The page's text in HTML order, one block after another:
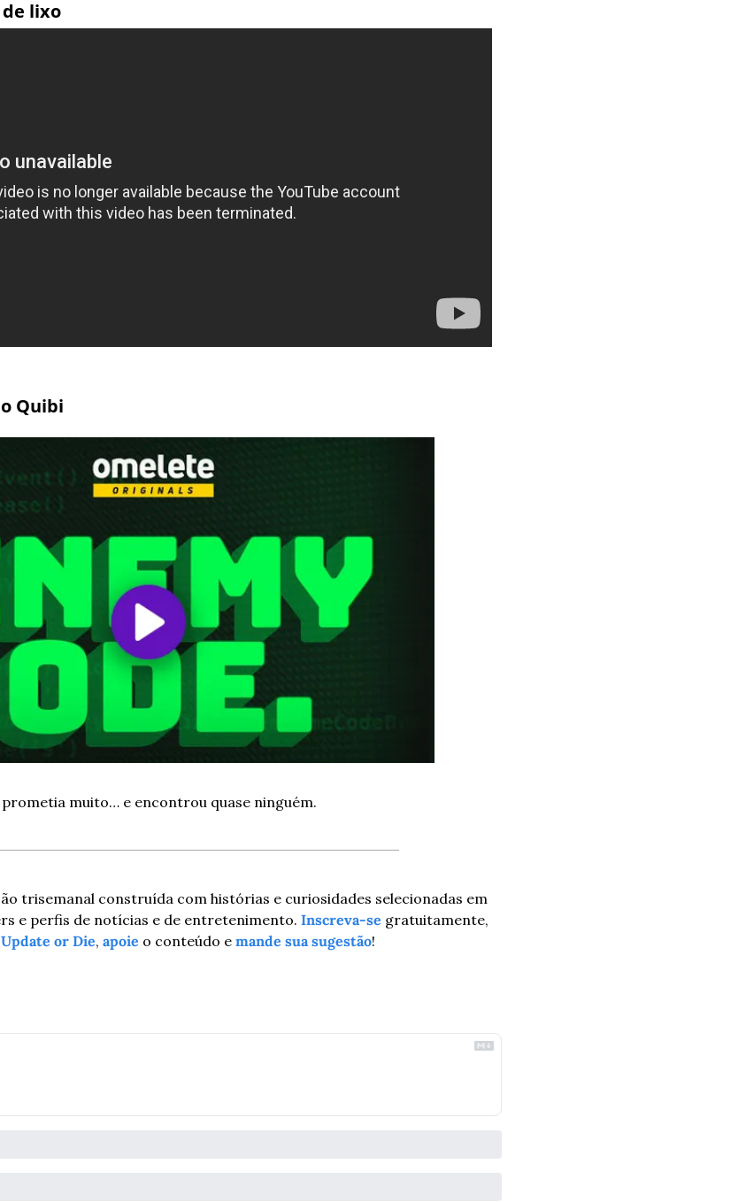
lixo
Quibi
muito… e encontrou quase ninguém.
trisemanal construída com histórias e curiosidades selecionadas em
e perfis de notícias e de entretenimento. Inscreva-se gratuitamente,
Update or Die, apoie o conteúdo e mande sua sugestão!